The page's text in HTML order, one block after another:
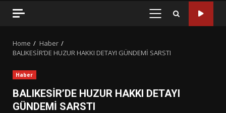
PRIMARY
Home
Haber
BALIKESİR’DE HUZUR HAKKI DETAYI GÜNDEMİ SARSTI
Haber
BALIKESİR’DE HUZUR HAKKI DETAYI
GÜNDEMİ SARSTI